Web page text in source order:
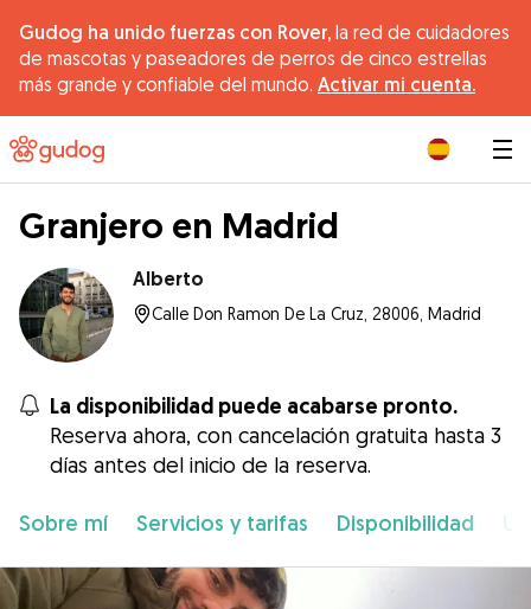
Gudog ha unido fuerzas con Rover, la red de cuidadores
de mascotas y paseadores de perros de cinco estrellas
más grande y confiable del mundo. Activar mi cuenta.
Granjero en Madrid
Alberto
Calle Don Ramon De La Cruz, 28006, Madrid
La disponibilidad puede acabarse pronto.
Reserva ahora, con cancelación gratuita hasta 3
días antes del inicio de la reserva.
Sobre mí Servicios y tarifas Disponibilidad